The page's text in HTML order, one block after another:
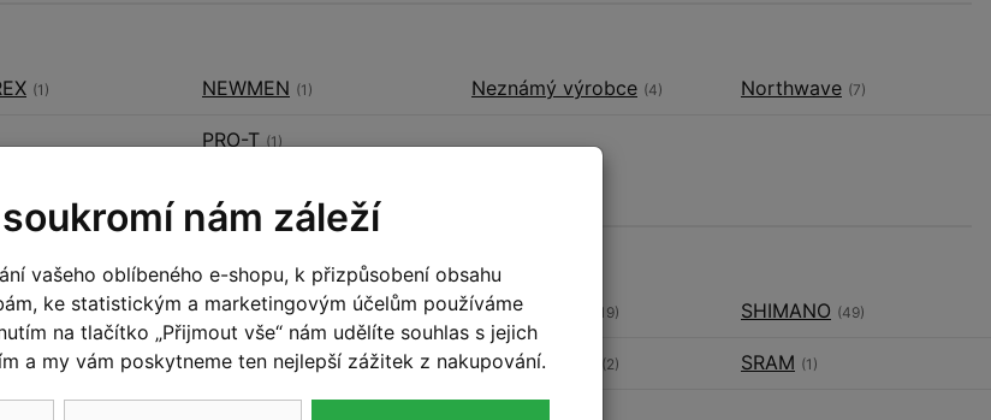
(1) NEWMEN (1) Neznámý výrobce (4) Northwave (7)
PRO-T (1)
ROCK SHOX (14) Rudy Project (19) SHIMANO (49)
SMART (1) SR SUNTOUR (2) SRAM (1)
nám záleží
vašeho oblíbeného e-shopu, k přizpůsobení obsahu
ke statistickým a marketingovým účelům používáme
na tlačítko „Přijmout vše“ nám udělíte souhlas s jejich
a my vám poskytneme ten nejlepší zážitek z nakupování.